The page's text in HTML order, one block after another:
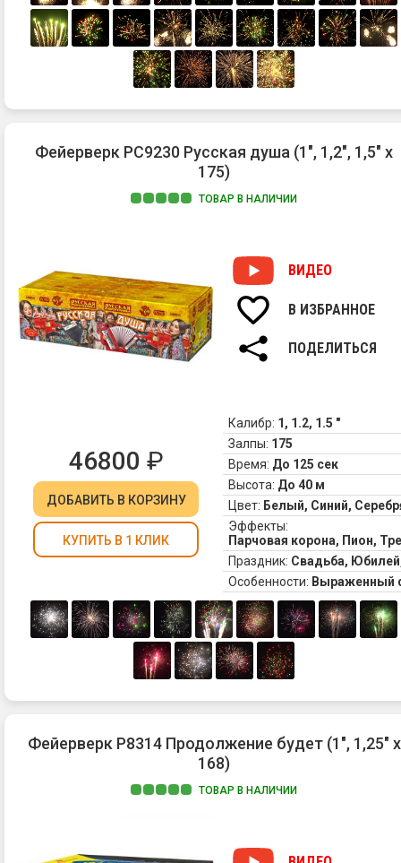
Фейерверк РС9230 Русская душа (1", 1,2", 1,5" х
175)
ТОВАР В НАЛИЧИИ
ВИДЕО
В ИЗБРАННОЕ
ПОДЕЛИТЬСЯ
46800 ₽
ДОБАВИТЬ В КОРЗИНУ
КУПИТЬ В 1 КЛИК
Калибр: 1, 1.2, 1.5 "
Залпы: 175
Время: До 125 сек
Высота: До 40 м
Цвет: Белый, Синий,
Эффекты:
Парчовая корона, Пион,
Праздник: Свадьба,
Особенности: Выраженный
Фейерверк Р8314 Продолжение будет (1", 1,25" х
168)
ТОВАР В НАЛИЧИИ